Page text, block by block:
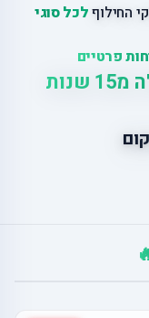
החילוףלכל סוגי
פרטיים
מובילים בסלולר עם למעלה מ15 שנות